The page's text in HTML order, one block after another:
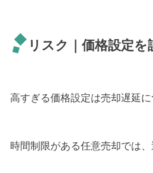
リスク｜価格設定を
高すぎる価格設定は売却遅延に
時間制限がある任意売却では、